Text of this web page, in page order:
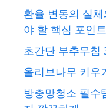
환율 변동의 실
야 할 핵심 포인트
초간단 부추무침
올리브나무 키우
방충망청소 필수